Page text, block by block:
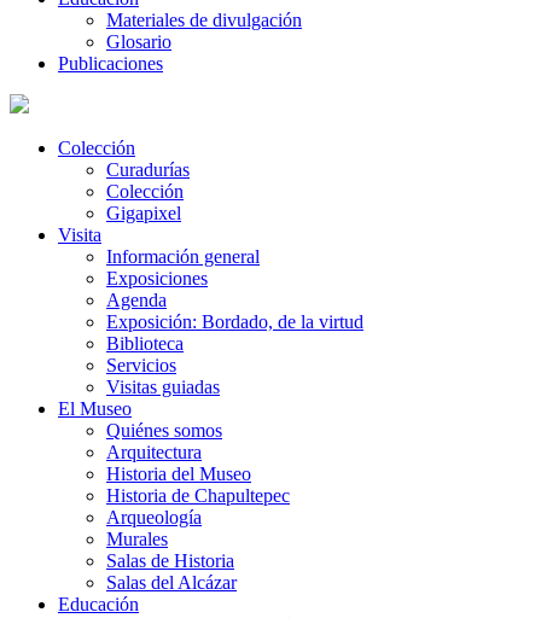
Materiales de divulgación
Glosario
Publicaciones
Colección
Curadurías
Colección
Gigapixel
Visita
Información general
Exposiciones
Agenda
Exposición: Bordado, de la virtud
Biblioteca
Servicios
Visitas guiadas
El Museo
Quiénes somos
Arquitectura
Historia del Museo
Historia de Chapultepec
Arqueología
Murales
Salas de Historia
Salas del Alcázar
Educación